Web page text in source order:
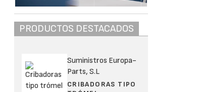
PRODUCTOS DESTACADOS
Suministros Europa-
Parts, S.L
CRIBADORAS TIPO